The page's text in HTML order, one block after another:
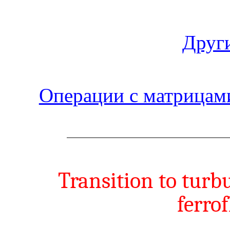
Операции с
Transition to